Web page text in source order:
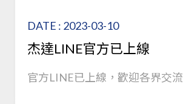
DATE : 2023-03-10
杰達LINE官方已上線
官方LINE已上線，歡迎各界交流